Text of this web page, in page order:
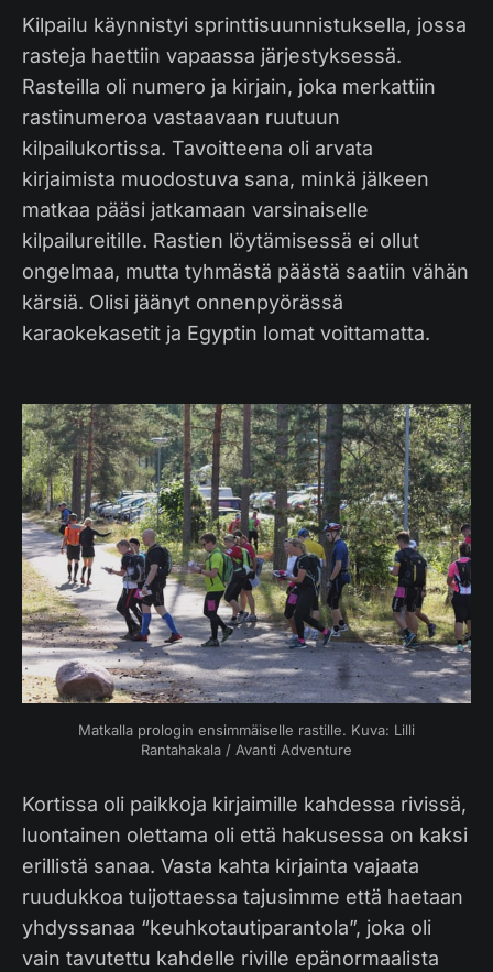
Kilpailu käynnistyi sprinttisuunnistuksella, jossa
rasteja haettiin vapaassa järjestyksessä.
Rasteilla oli numero ja kirjain, joka merkattiin
rastinumeroa vastaavaan ruutuun
kilpailukortissa. Tavoitteena oli arvata
kirjaimista muodostuva sana, minkä jälkeen
matkaa pääsi jatkamaan varsinaiselle
kilpailureitille. Rastien löytämisessä ei ollut
ongelmaa, mutta tyhmästä päästä saatiin vähän
kärsiä. Olisi jäänyt onnenpyörässä
karaokekasetit ja Egyptin lomat voittamatta.
Matkalla prologin ensimmäiselle rastille. Kuva: Lilli
Rantahakala / Avanti Adventure
Kortissa oli paikkoja kirjaimille kahdessa rivissä,
luontainen olettama oli että hakusessa on kaksi
erillistä sanaa. Vasta kahta kirjainta vajaata
ruudukkoa tuijottaessa tajusimme että haetaan
yhdyssanaa “keuhkotautiparantola”, joka oli
vain tavutettu kahdelle riville epänormaalista